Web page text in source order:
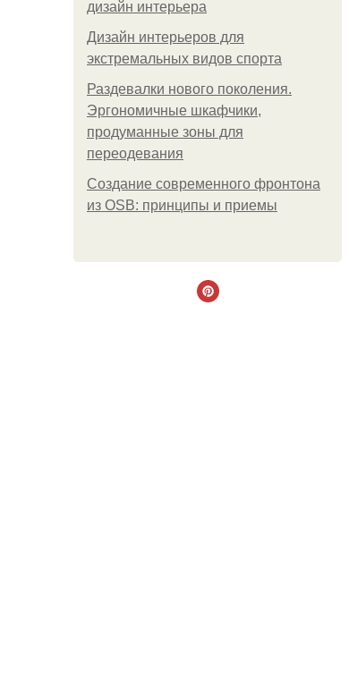
дизайн интерьера
Дизайн интерьеров для
экстремальных видов спорта
Раздевалки нового поколения.
Эргономичные шкафчики,
продуманные зоны для
переодевания
Создание современного фронтона
из OSB: принципы и приемы